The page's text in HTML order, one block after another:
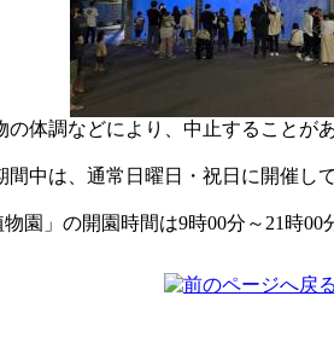
体調などにより、中止することが
中は、通常日曜日・祝日に開催し
園」の開園時間は9時00分～21時00